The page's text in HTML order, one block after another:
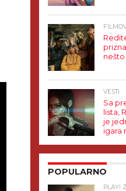
VESTI
Sa
lista,
je
igara
POPULARNO
PLAY!